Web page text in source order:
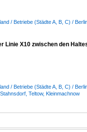
/ Betriebe (Städte A, B, C) /
Linie X10 zwischen den
/ Betriebe (Städte A, B, C) /
Teltow, Kleinmachnow